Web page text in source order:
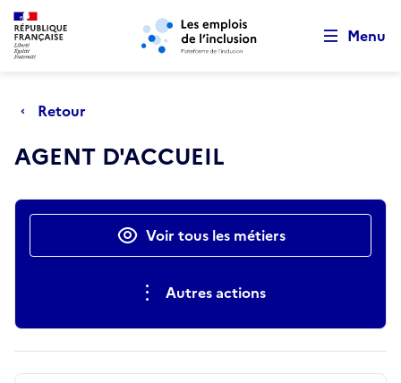
Aller au menu principal Aller au contenu principal
Menu
Retour
AGENT D'ACCUEIL
Actions rapidesVoir tous les métiers
Autres actions
Retour au début de la page
Panneau de gestion des cookies